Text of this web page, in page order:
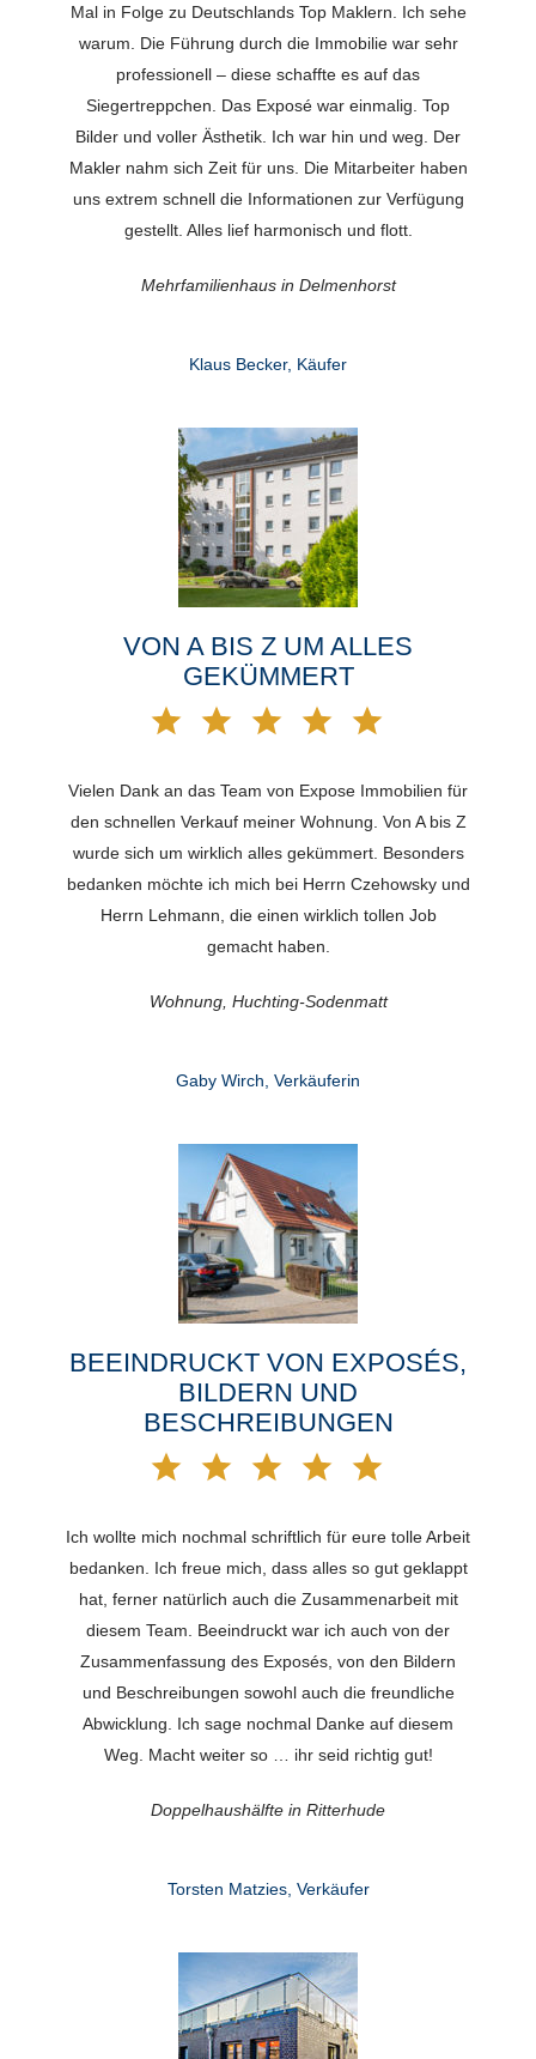
Mal in Folge zu Deutschlands Top Maklern. Ich sehe
warum. Die Führung durch die Immobilie war sehr
professionell – diese schaffte es auf das
Siegertreppchen. Das Exposé war einmalig. Top
Bilder und voller Ästhetik. Ich war hin und weg. Der
Makler nahm sich Zeit für uns. Die Mitarbeiter haben
uns extrem schnell die Informationen zur Verfügung
gestellt. Alles lief harmonisch und flott.
Mehrfamilienhaus in Delmenhorst
Klaus Becker, Käufer
VON A BIS Z UM ALLES
GEKÜMMERT
Vielen Dank an das Team von Expose Immobilien für
den schnellen Verkauf meiner Wohnung. Von A bis Z
wurde sich um wirklich alles gekümmert. Besonders
bedanken möchte ich mich bei Herrn Czehowsky und
Herrn Lehmann, die einen wirklich tollen Job
gemacht haben.
Wohnung, Huchting-Sodenmatt
Gaby Wirch, Verkäuferin
BEEINDRUCKT VON EXPOSÉS,
BILDERN UND
BESCHREIBUNGEN
Ich wollte mich nochmal schriftlich für eure tolle Arbeit
bedanken. Ich freue mich, dass alles so gut geklappt
hat, ferner natürlich auch die Zusammenarbeit mit
diesem Team. Beeindruckt war ich auch von der
Zusammenfassung des Exposés, von den Bildern
und Beschreibungen sowohl auch die freundliche
Abwicklung. Ich sage nochmal Danke auf diesem
Weg. Macht weiter so … ihr seid richtig gut!
Doppelhaushälfte in Ritterhude
Torsten Matzies, Verkäufer